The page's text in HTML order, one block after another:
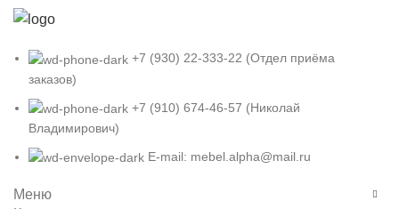
+7 (930) 22-333-22 (Отдел приёма
заказов)
+7 (910) 674-46-57 (Николай
Владимирович)
E-mail: mebel.alpha@mail.ru
Меню